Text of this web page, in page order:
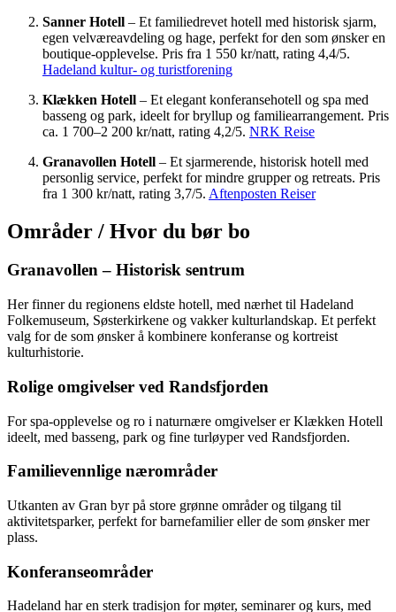
Sanner Hotell – Et familiedrevet hotell med historisk sjarm,
egen velværeavdeling og hage, perfekt for den som ønsker en
boutique-opplevelse. Pris fra 1 550 kr/natt, rating 4,4/5.
Hadeland kultur- og turistforening
Klækken Hotell – Et elegant konferansehotell og spa med
basseng og park, ideelt for bryllup og familiearrangement. Pris
ca. 1 700–2 200 kr/natt, rating 4,2/5. NRK Reise
Granavollen Hotell – Et sjarmerende, historisk hotell med
personlig service, perfekt for mindre grupper og retreats. Pris
fra 1 300 kr/natt, rating 3,7/5. Aftenposten Reiser
Områder / Hvor du bør bo
Granavollen – Historisk sentrum
Her finner du regionens eldste hotell, med nærhet til Hadeland
Folkemuseum, Søsterkirkene og vakker kulturlandskap. Et perfekt
valg for de som ønsker å kombinere konferanse og kortreist
kulturhistorie.
Rolige omgivelser ved Randsfjorden
For spa-opplevelse og ro i naturnære omgivelser er Klækken Hotell
ideelt, med basseng, park og fine turløyper ved Randsfjorden.
Familievennlige nærområder
Utkanten av Gran byr på store grønne områder og tilgang til
aktivitetsparker, perfekt for barnefamilier eller de som ønsker mer
plass.
Konferanseområder
Hadeland har en sterk tradisjon for møter, seminarer og kurs, med